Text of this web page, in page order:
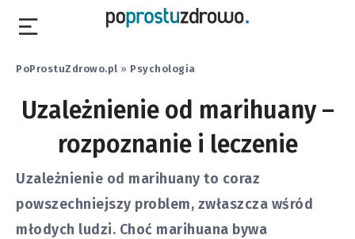
PoProstuZdrowo.pl » Psychologia
Uzależnienie od marihuany –
rozpoznanie i leczenie
Uzależnienie od marihuany to coraz
powszechniejszy problem, zwłaszcza wśród
młodych ludzi. Choć marihuana bywa